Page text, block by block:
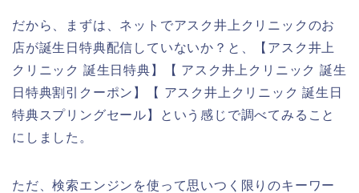
だから、まずは、ネットでアスク井上クリニックのお
店が誕生日特典配信していないか？と、【アスク井上
クリニック 誕生日特典】【 アスク井上クリニック 誕生
日特典割引クーポン】【 アスク井上クリニック 誕生日
特典スプリングセール】という感じで調べてみること
にしました。
ただ、検索エンジンを使って思いつく限りのキーワー